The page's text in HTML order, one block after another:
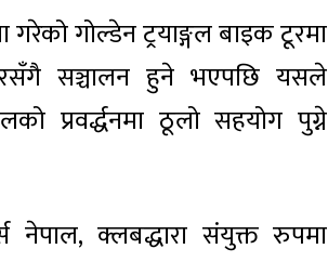
गरेको गोल्डेन ट्रयाङ्गल बाइक टूरमा
सञ्चालन हुने भएपछि यसले
प्रवर्द्धनमा ठूलो सहयोग पुग्ने
नेपाल, क्लबद्धारा संयुक्त रुपमा